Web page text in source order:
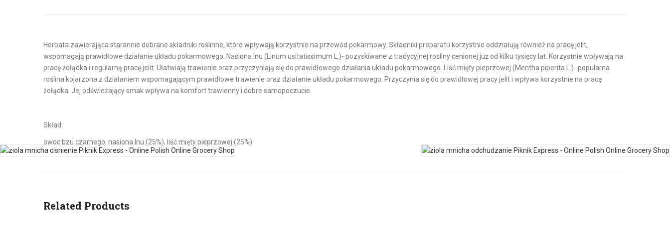
Herbata zawierająca starannie dobrane składniki roślinne, które wpływają korzystnie na przewód pokarmowy. Składniki preparatu korzystnie oddziałują również na pracę jelit,
wspomagają prawidłowe działanie układu pokarmowego. Nasiona lnu (Linum usitatissimum L.)- pozyskiwane z tradycyjnej rośliny cenionej już od kilku tysięcy lat. Korzystnie wpływają na
pracę żołądka i regularną pracę jelit. Ułatwiają trawienie oraz przyczyniają się do prawidłowego działania układu pokarmowego. Liść mięty pieprzowej (Mentha piperita L.)- popularna
roślina kojarzona z działaniem wspomagającym prawidłowe trawienie oraz działanie układu pokarmowego. Przyczynia się do prawidłowej pracy jelit i wpływa korzystnie na pracę
żołądka. Jej odświeżający smak wpływa na komfort trawienny i dobre samopoczucie.
Skład:
owoc bzu czarnego, nasiona lnu (25%), liść mięty pieprzowej (25%)
Related Products